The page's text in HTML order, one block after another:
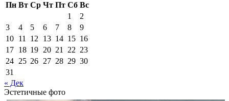
Пн Вт Ср Чт Пт Сб Вс
1
2
3
4 5 6 7 8
9
10 11 12 13 14 15 16
17 18 19 20 21 22 23
24 25 26 27 28 29 30
31
« Дек
Эстетичные фото